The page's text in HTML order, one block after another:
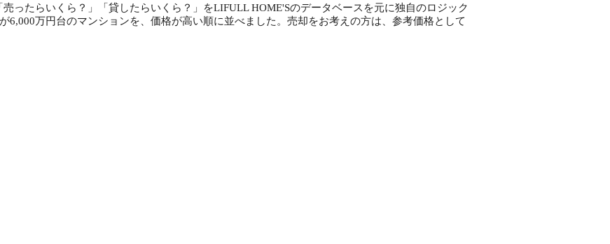
ったらいくら？」「貸したらいくら？」をLIFULL HOME'Sのデータベースを元に独自のロジック
6,000万円台のマンションを、価格が高い順に並べました。売却をお考えの方は、参考価格として